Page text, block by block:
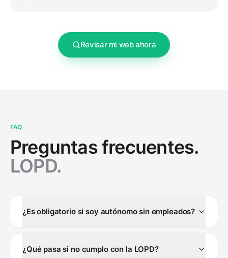
Revisar mi web ahora
FAQ
Preguntas frecuentes.
LOPD.
¿Es obligatorio si soy autónomo sin empleados?
¿Qué pasa si no cumplo con la LOPD?